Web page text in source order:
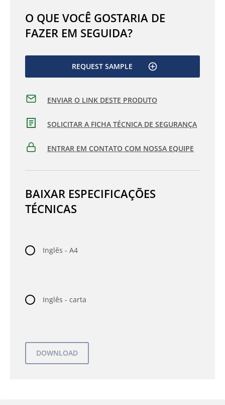
O QUE VOCÊ GOSTARIA DE
FAZER EM SEGUIDA?
REQUEST SAMPLE
ENVIAR O LINK DESTE PRODUTO
SOLICITAR A FICHA TÉCNICA DE SEGURANÇA
ENTRAR EM CONTATO COM NOSSA EQUIPE
BAIXAR ESPECIFICAÇÕES
TÉCNICAS
Inglês - A4
Inglês - carta